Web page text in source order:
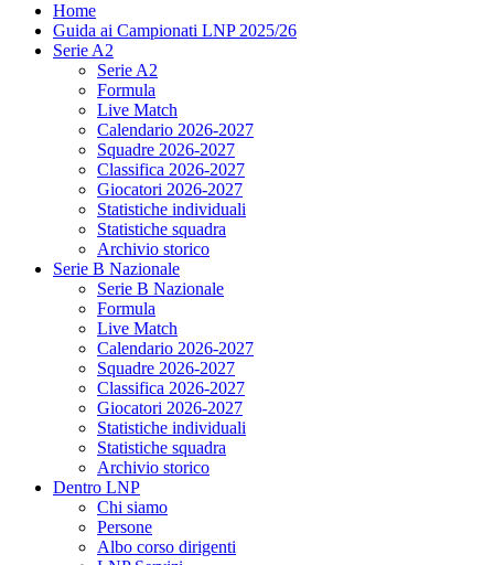
Home
Guida ai Campionati LNP 2025/26
Serie A2
Serie A2
Formula
Live Match
Calendario 2026-2027
Squadre 2026-2027
Classifica 2026-2027
Giocatori 2026-2027
Statistiche individuali
Statistiche squadra
Archivio storico
Serie B Nazionale
Serie B Nazionale
Formula
Live Match
Calendario 2026-2027
Squadre 2026-2027
Classifica 2026-2027
Giocatori 2026-2027
Statistiche individuali
Statistiche squadra
Archivio storico
Dentro LNP
Chi siamo
Persone
Albo corso dirigenti